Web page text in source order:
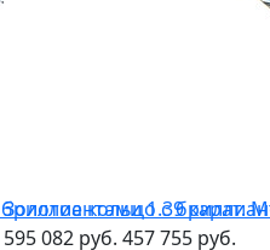
1.39 карат.
Золотое кольцо с
595 082 руб. 457 755 руб.